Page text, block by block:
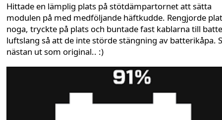
Hittade en lämplig plats på stötdämpartornet att sätta
modulen på med medföljande häftkudde. Rengjorde
noga, tryckte på plats och buntade fast kablarna till
luftslang så att de inte störde stängning av batterikåpa.
nästan ut som original.. :)